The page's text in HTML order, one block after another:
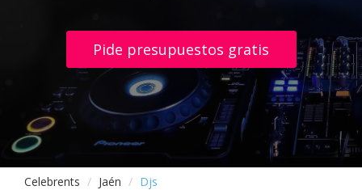
Pide presupuestos gratis
Celebrents Jaén Djs